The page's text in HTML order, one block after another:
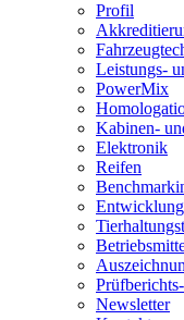
Profil
Leistungs-
PowerMix
Kabinen-
Elektronik
Reifen
Newsletter